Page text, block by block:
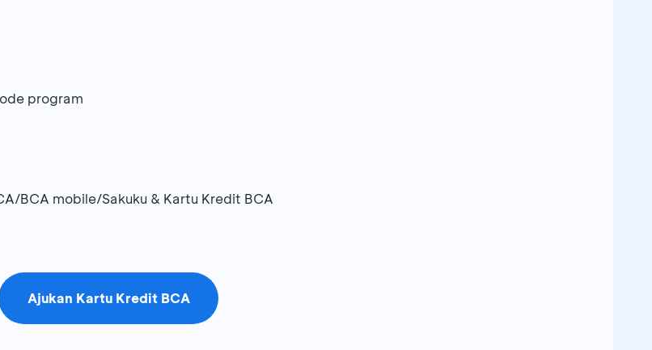
program
BCA mobile/Sakuku & Kartu Kredit BCA
Ajukan Kartu Kredit BCA